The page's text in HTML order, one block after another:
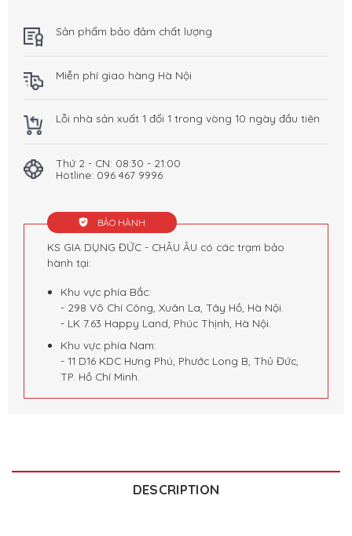
Sản phẩm bảo đảm chất lượng
Miễn phí giao hàng Hà Nội
Lỗi nhà sản xuất 1 đổi 1 trong vòng 10 ngày đầu tiên
Thứ 2 - CN: 08:30 - 21:00
Hotline: 096 467 9996
BẢO HÀNH
KS GIA DỤNG ĐỨC - CHÂU ÂU có các trạm bảo
hành tại:
Khu vực phía Bắc:
- 298 Võ Chí Công, Xuân La, Tây Hồ, Hà Nội.
- LK 7.63 Happy Land, Phúc Thịnh, Hà Nội.
Khu vực phía Nam:
- 11 D16 KDC Hưng Phú, Phước Long B, Thủ Đức,
TP. Hồ Chí Minh.
DESCRIPTION